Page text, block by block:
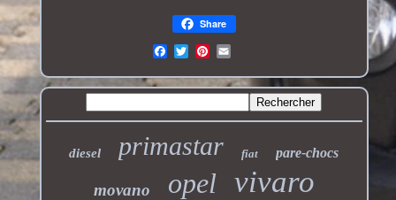
Share
diesel primastar fiat pare-chocs
movano opel vivaro